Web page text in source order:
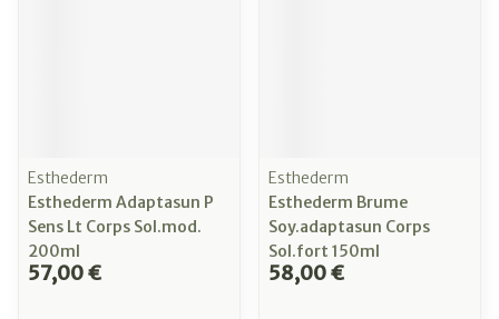
Esthederm
Esthederm Adaptasun P
Sens Lt Corps Sol.mod.
200ml
57,00 €
Esthederm
Esthederm Brume
Soy.adaptasun Corps
Sol.fort 150ml
58,00 €